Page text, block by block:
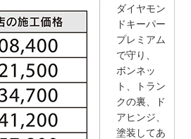
ダイヤモン
ドキーパー
プレミアム
で守り、
ボンネッ
ト、トラン
クの裏、ド
アヒンジ、
塗装してあ